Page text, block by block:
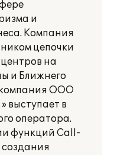
и
Компания
цепочки
на
и Ближнего
компания ООО
выступает в
оператора.
функций Call-